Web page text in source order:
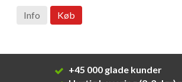
Info Køb
+45 000 glade kunder